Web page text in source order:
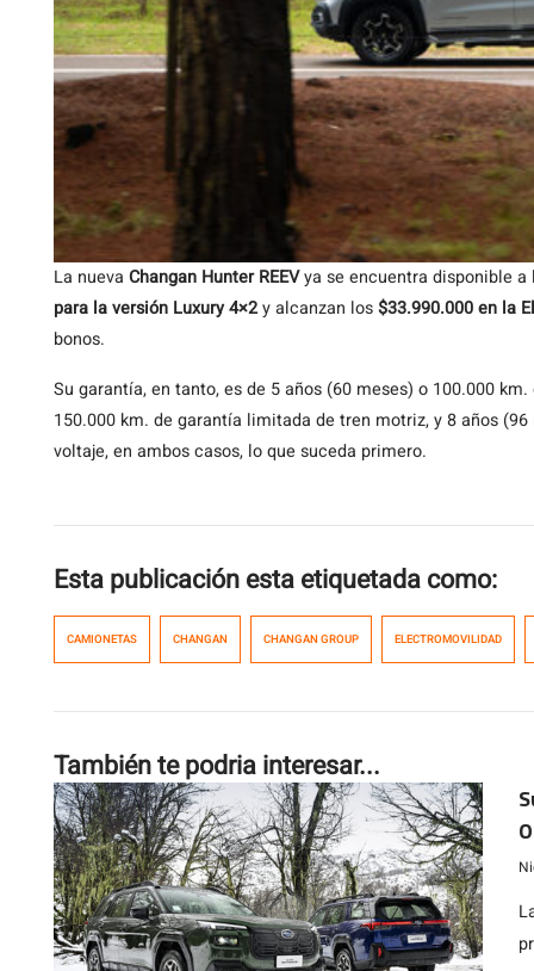
La nueva Changan Hunter REEVya se encuentra disponible
para la versión Luxury 4×2y alcanzan los$33.990.000 en la
bonos.
Su garantía, en tanto, es de 5 años (60 meses) o 100.000
150.000 km. de garantía limitada de tren motriz, y 8 años
voltaje, en ambos casos, lo que suceda primero.
Esta publicación esta etiquetada como:
CAMIONETAS CHANGAN CHANGAN GROUP ELECTROMOVILIDAD
También te podria interesar...